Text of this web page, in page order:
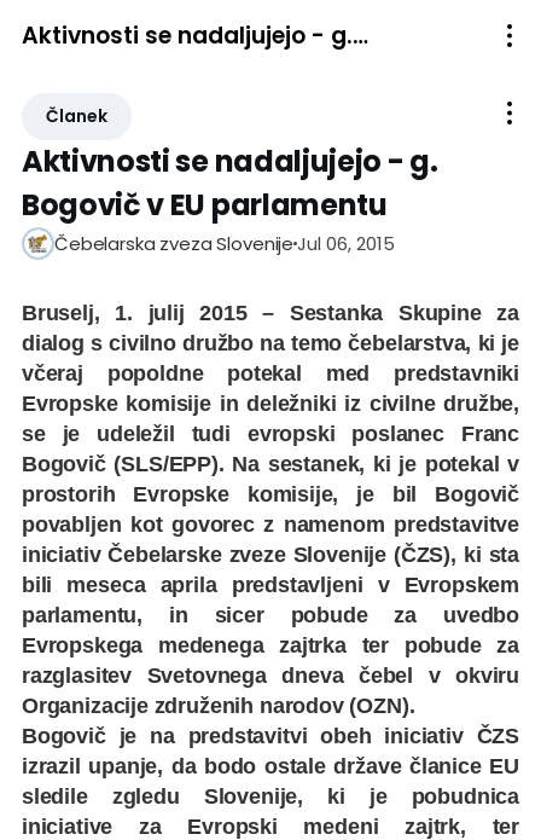
Aktivnosti se nadaljujejo - g. Bogovič v EU parlamentu
Članek
Aktivnosti se nadaljujejo - g.
Bogovič v EU parlamentu
Čebelarska zveza SlovenijeJul 06, 2015
Bruselj, 1. julij 2015 – Sestanka Skupine za
dialog s civilno družbo na temo čebelarstva, ki je
včeraj popoldne potekal med predstavniki
Evropske komisije in deležniki iz civilne družbe,
se je udeležil tudi evropski poslanec Franc
Bogovič (SLS/EPP). Na sestanek, ki je potekal v
prostorih Evropske komisije, je bil Bogovič
povabljen kot govorec z namenom predstavitve
iniciativ Čebelarske zveze Slovenije (ČZS), ki sta
bili meseca aprila predstavljeni v Evropskem
parlamentu, in sicer pobude za uvedbo
Evropskega medenega zajtrka ter pobude za
razglasitev Svetovnega dneva čebel v okviru
Organizacije združenih narodov (OZN).
Bogovič je na predstavitvi obeh iniciativ ČZS
izrazil upanje, da bodo ostale države članice EU
sledile zgledu Slovenije, ki je pobudnica
iniciative za Evropski medeni zajtrk, ter